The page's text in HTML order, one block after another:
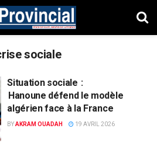
sociale
Situation sociale :
Hanoune défend le modèle
algérien face à la France
BYAKRAM OUADAH 19 AVRIL 2026